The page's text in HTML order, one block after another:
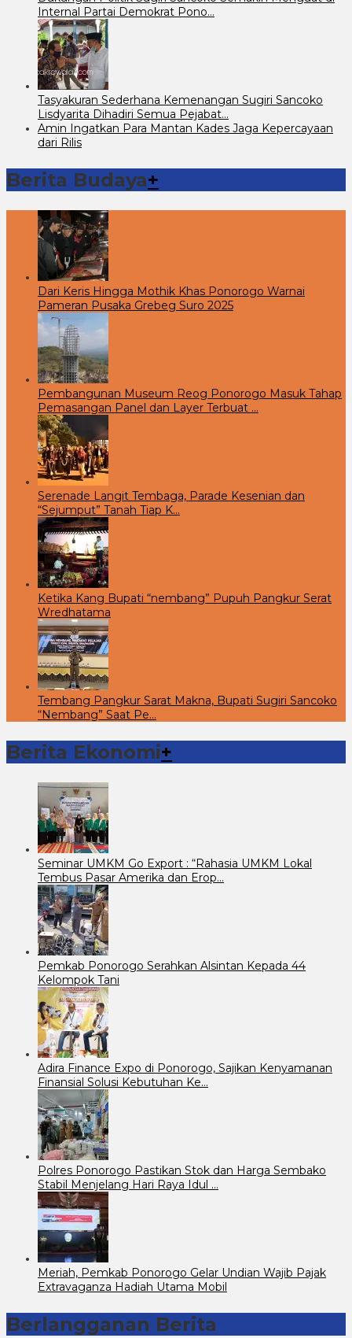
Internal Partai Demokrat Pono…
Tasyakuran Sederhana Kemenangan Sugiri Sancoko
Lisdyarita Dihadiri Semua Pejabat…
Amin Ingatkan Para Mantan Kades Jaga Kepercayaan
dari Rilis
Berita Budaya+
Dari Keris Hingga Mothik Khas Ponorogo Warnai
Pameran Pusaka Grebeg Suro 2025
Pembangunan Museum Reog Ponorogo Masuk Tahap
Pemasangan Panel dan Layer Terbuat …
Serenade Langit Tembaga, Parade Kesenian dan
“Sejumput” Tanah Tiap K…
Ketika Kang Bupati “nembang” Pupuh Pangkur Serat
Wredhatama
Tembang Pangkur Sarat Makna, Bupati Sugiri Sancoko
“Nembang” Saat Pe…
Berita Ekonomi+
Seminar UMKM Go Export : “Rahasia UMKM Lokal
Tembus Pasar Amerika dan Erop…
Pemkab Ponorogo Serahkan Alsintan Kepada 44
Kelompok Tani
Adira Finance Expo di Ponorogo, Sajikan Kenyamanan
Finansial Solusi Kebutuhan Ke…
Polres Ponorogo Pastikan Stok dan Harga Sembako
Stabil Menjelang Hari Raya Idul …
Meriah, Pemkab Ponorogo Gelar Undian Wajib Pajak
Extravaganza Hadiah Utama Mobil
Berlangganan Berita